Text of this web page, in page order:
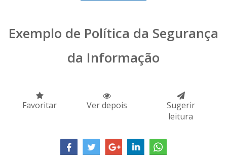
Exemplo de Política da Segurança
da Informação
Favoritar Ver depois
Sugerir
leitura